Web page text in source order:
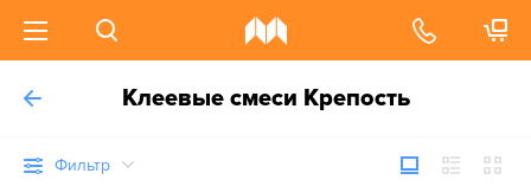
Клеевые смеси Крепость
Фильтр